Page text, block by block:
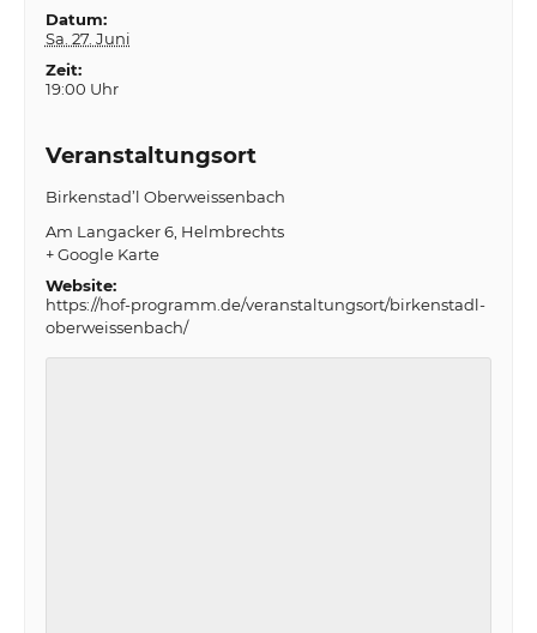
Datum:
Sa. 27. Juni
Zeit:
19:00 Uhr
Veranstaltungsort
Birkenstad’l Oberweissenbach
Am Langacker 6 Helmbrechts
+ Google Karte
Website:
https://hof-programm.de/veranstaltungsort/birkenstadl-
oberweissenbach/